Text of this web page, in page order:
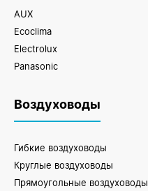
AUX
Ecoclima
Electrolux
Panasonic
Воздуховоды
Гибкие воздуховоды
Круглые воздуховоды
Прямоугольные воздуховоды